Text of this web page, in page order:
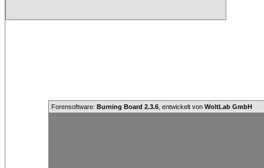
Forensoftware: Burning Board 2.3.6, entwickelt von WoltLab GmbH